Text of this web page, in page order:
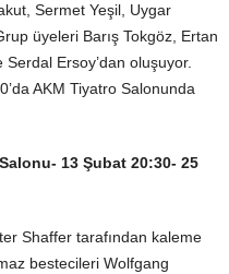
Sermet Yeşil, Uygar
üyeleri Barış Tokgöz, Ertan
Ersoy’dan oluşuyor.
AKM Tiyatro Salonunda
13 Şubat 20:30- 25
Shaffer tarafından kaleme
bestecileri Wolfgang